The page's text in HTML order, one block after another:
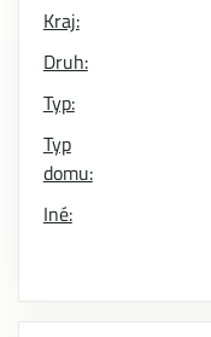
Kraj:
Druh:
Typ:
Typ
domu:
Iné: